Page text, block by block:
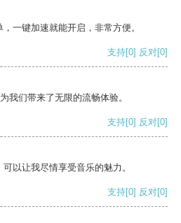
一键加速就能开启，非常方便。
支持[0] 反对[0]
我们带来了无限的流畅体验。
支持[0] 反对[0]
以让我尽情享受音乐的魅力。
支持[0] 反对[0]